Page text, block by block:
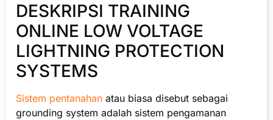
DESKRIPSI TRAINING
ONLINE LOW VOLTAGE
LIGHTNING PROTECTION
SYSTEMS
Sistem pentanahan atau biasa disebut sebagai
grounding system adalah sistem pengamanan